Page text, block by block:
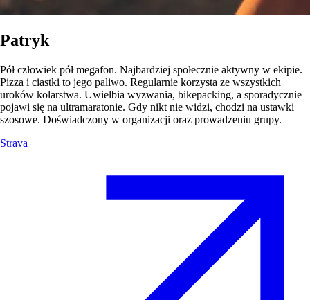
Patryk
Pół człowiek pół megafon. Najbardziej społecznie aktywny w ekipie.
Pizza i ciastki to jego paliwo. Regularnie korzysta ze wszystkich
uroków kolarstwa. Uwielbia wyzwania, bikepacking, a sporadycznie
pojawi się na ultramaratonie. Gdy nikt nie widzi, chodzi na ustawki
szosowe. Doświadczony w organizacji oraz prowadzeniu grupy.
Strava